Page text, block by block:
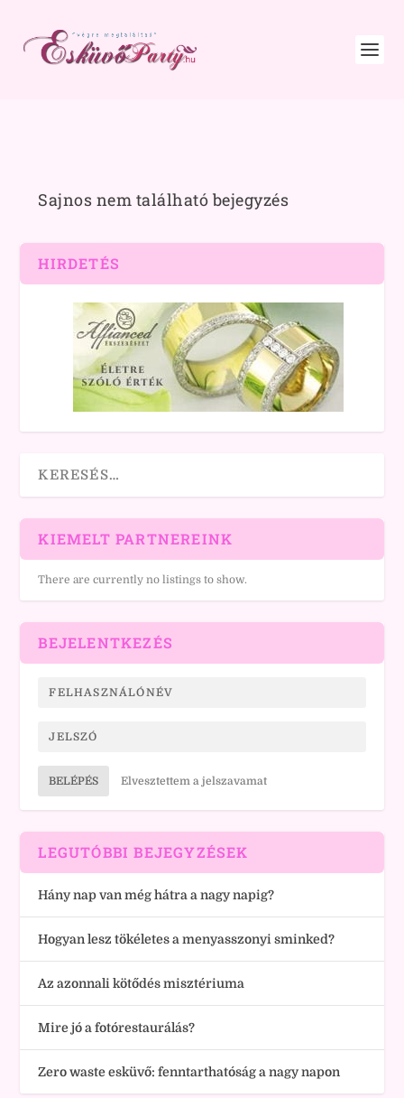
Sajnos nem található bejegyzés
HIRDETÉS
KIEMELT PARTNEREINK
There are currently no listings to show.
BEJELENTKEZÉS
BELÉPÉS Elvesztettem a jelszavamat
LEGUTÓBBI BEJEGYZÉSEK
Hány nap van még hátra a nagy napig?
Hogyan lesz tökéletes a menyasszonyi sminked?
Az azonnali kötődés misztériuma
Mire jó a fotórestaurálás?
Zero waste esküvő: fenntarthatóság a nagy napon